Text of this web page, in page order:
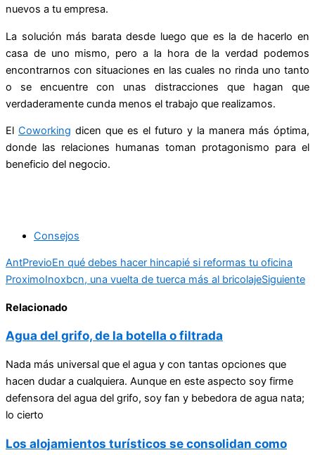
nuevos a tu empresa.
La solución más barata desde luego que es la de hacerlo en
casa de uno mismo, pero a la hora de la verdad podemos
encontrarnos con situaciones en las cuales no rinda uno tanto
o se encuentre con unas distracciones que hagan que
verdaderamente cunda menos el trabajo que realizamos.
El Coworking dicen que es el futuro y la manera más óptima,
donde las relaciones humanas toman protagonismo para el
beneficio del negocio.
Consejos
AntPrevioEn qué debes hacer hincapié si reformas tu oficina
ProximoInoxbcn, una vuelta de tuerca más al bricolajeSiguiente
Relacionado
Agua del grifo, de la botella o filtrada
Nada más universal que el agua y con tantas opciones que
hacen dudar a cualquiera. Aunque en este aspecto soy firme
defensora del agua del grifo, soy fan y bebedora de agua nata;
lo cierto
Los alojamientos turísticos se consolidan como